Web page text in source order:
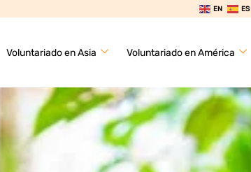
EN ES
Voluntariado en Asia Voluntariado en América